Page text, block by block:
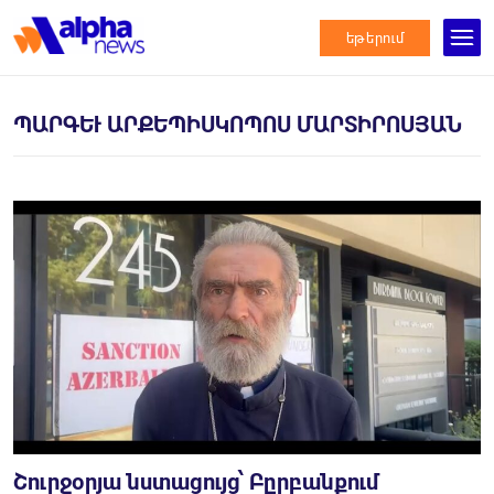
եթերում
ՊԱՐԳԵՒ ԱՐՔԵՊԻՍԿՈՊՈՍ ՄԱՐՏԻՐՈՍՅԱՆ
Շուրջօրյա նստացույց՝ Բըրբանքում